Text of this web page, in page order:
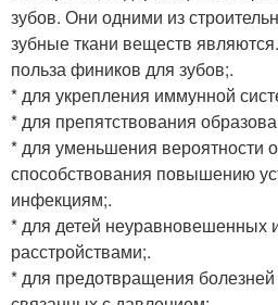
зубов. Они одними из
зубные ткани веществ
польза фиников для зубов;.
* для укрепления иммунной
* для препятствования
* для уменьшения вероятности
способствования повышению
инфекциям;.
* для детей
расстройствами;.
* для предотвращения